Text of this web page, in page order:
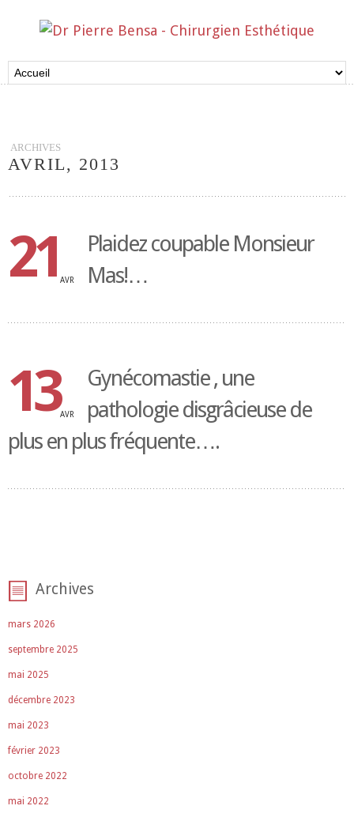
ARCHIVES
AVRIL, 2013
21 AVR
Plaidez coupable Monsieur
Mas!…
13AVR
Gynécomastie , une
pathologie disgrâcieuse de
plus en plus fréquente….
Archives
mars 2026
septembre 2025
mai 2025
décembre 2023
mai 2023
février 2023
octobre 2022
mai 2022